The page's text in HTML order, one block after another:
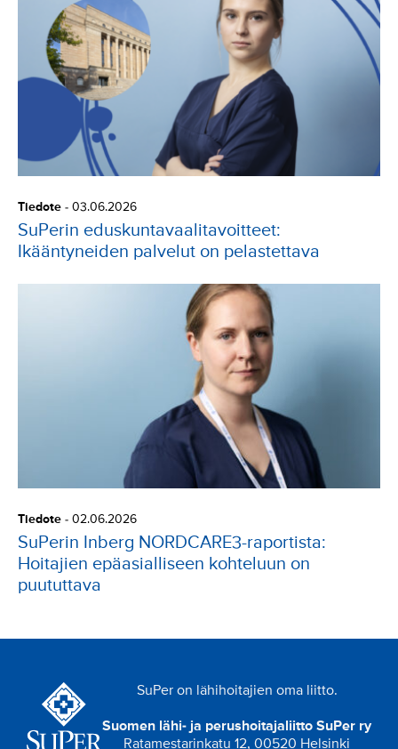
Tiedote - 03.06.2026
SuPerin eduskuntavaalitavoitteet:
Ikääntyneiden palvelut on pelastettava
Tiedote - 02.06.2026
SuPerin Inberg NORDCARE3-raportista:
Hoitajien epäasialliseen kohteluun on
puututtava
SuPer on lähihoitajien oma liitto.
Suomen lähi- ja perushoitajaliitto SuPer ry
Ratamestarinkatu 12, 00520 Helsinki